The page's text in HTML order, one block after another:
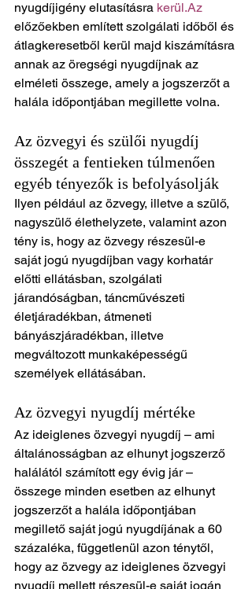
nyugdíjigény elutasításra kerül.Az
előzőekben említett szolgálati időből és
átlagkeresetből kerül majd kiszámításra
annak az öregségi nyugdíjnak az
elméleti összege, amely a jogszerzőt a
halála időpontjában megillette volna.
Az özvegyi és szülői nyugdíj
összegét a fentieken túlmenően
egyéb tényezők is befolyásolják
Ilyen például az özvegy, illetve a szülő,
nagyszülő élethelyzete, valamint azon
tény is, hogy az özvegy részesül-e
saját jogú nyugdíjban vagy korhatár
előtti ellátásban, szolgálati
járandóságban, táncművészeti
életjáradékban, átmeneti
bányászjáradékban, illetve
megváltozott munkaképességű
személyek ellátásában.
Az özvegyi nyugdíj mértéke
Az ideiglenes özvegyi nyugdíj – ami
általánosságban az elhunyt jogszerző
halálától számított egy évig jár –
összege minden esetben az elhunyt
jogszerzőt a halála időpontjában
megillető saját jogú nyugdíjának a 60
százaléka, függetlenül azon ténytől,
hogy az özvegy az ideiglenes özvegyi
nyugdíj mellett részesül-e saját jogán